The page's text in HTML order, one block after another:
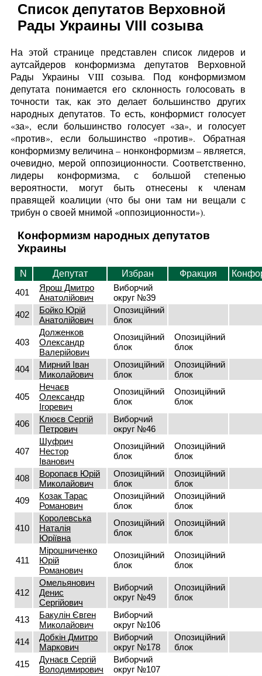
Список депутатов Верховной
Рады Украины VIII созыва
На этой странице представлен список лидеров и
аутсайдеров конформизма депутатов Верховной
Рады Украины VIII созыва. Под конформизмом
депутата понимается его склонность голосовать в
точности так, как это делает большинство других
народных депутатов. То есть, конформист голосует
«за», если большинство голосует «за», и голосует
«против», если большинство «против». Обратная
конформизму величина – нонконформизм – является,
очевидно, мерой оппозиционности. Соответственно,
лидеры конформизма, с большой степенью
вероятности, могут быть отнесены к членам
правящей коалиции (что бы они там ни вещали с
трибун о своей мнимой «оппозиционности»).
Конформизм народных депутатов
Украины
N Депутат Избран Фракция
401
Ярош Дмитро
Анатолійович
Виборчий
округ №39
402
Бойко Юрій
Анатолійович
Опозиційний
блок
403
Долженков
Олександр
Валерійович
Опозиційний
блок
Опозиційний
блок
404
Мирний Іван
Миколайович
Опозиційний
блок
Опозиційний
блок
405
Нечаєв
Олександр
Ігоревич
Опозиційний
блок
Опозиційний
блок
406
Клюєв Сергій
Петрович
Виборчий
округ №46
407
Шуфрич
Нестор
Іванович
Опозиційний
блок
Опозиційний
блок
408
Воропаєв Юрій
Миколайович
Опозиційний
блок
Опозиційний
блок
409
Козак Тарас
Романович
Опозиційний
блок
Опозиційний
блок
410
Королевська
Наталія
Юріївна
Опозиційний
блок
Опозиційний
блок
411
Мірошниченко
Юрій
Романович
Опозиційний
блок
Опозиційний
блок
412
Омельянович
Денис
Сергійович
Виборчий
округ №49
Опозиційний
блок
413
Бакулін Євген
Миколайович
Виборчий
округ №106
414
Добкін Дмитро
Маркович
Виборчий
округ №178
Опозиційний
блок
415
Дунаєв Сергій
Володимирович
Виборчий
округ №107